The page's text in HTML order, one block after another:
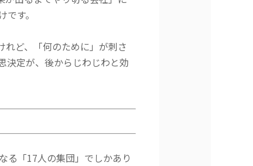
す。
れど、「何のために」が刺さ
決定が、後からじわじわと効
る「17人の集団」でしかあり